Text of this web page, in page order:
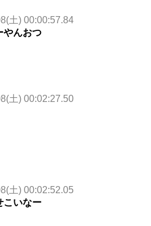
土) 00:00:57.84
やんおつ
土) 00:02:27.50
土) 00:02:52.05
こいなー